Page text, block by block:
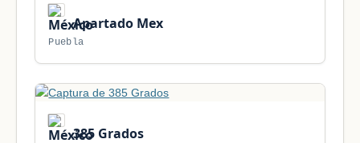
Apartado Mex
Puebla
385 Grados